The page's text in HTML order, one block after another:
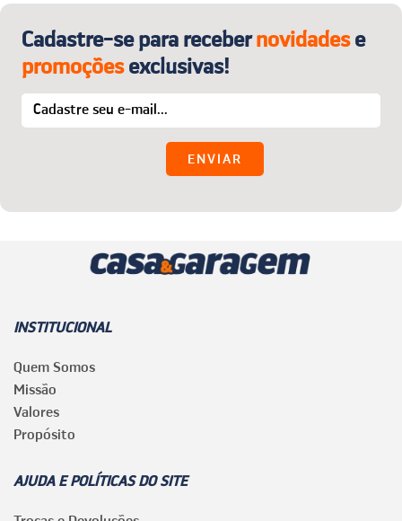
Cadastre-se para recebernovidadese
promoçõesexclusivas!
INSTITUCIONAL
Quem Somos
Missão
Valores
Propósito
AJUDA E POLÍTICAS DO SITE